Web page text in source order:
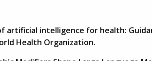
artificial intelligence for health:
Health Organization.